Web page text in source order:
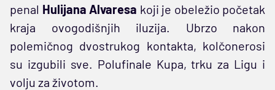
penal Hulijana Alvaresa koji je obeležio početak
kraja ovogodišnjih iluzija. Ubrzo nakon
polemičnog dvostrukog kontakta, kolčonerosi
su izgubili sve. Polufinale Kupa, trku za Ligu i
volju za životom.